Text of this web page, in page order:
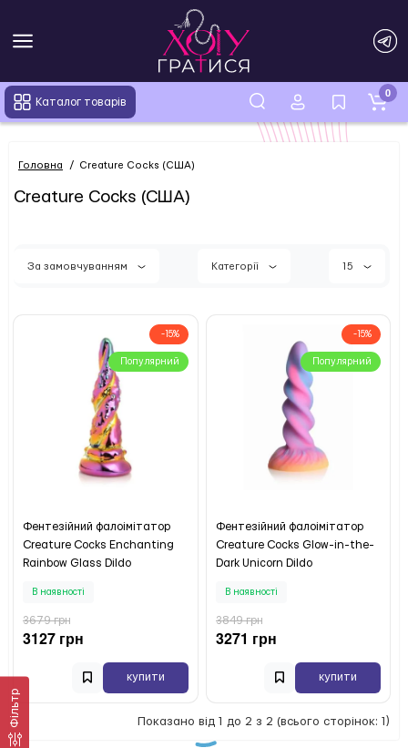
Каталог товарів
0
Головна Creature Cocks (США)
Фільтр
Creature Cocks (США)
За замовчуванням Категорії 15
-15%
Популярний
Фентезійний фалоімітатор
Creature Cocks Enchanting
Rainbow Glass Dildo
В наявності
3679 грн
3127 грн
купити
-15%
Популярний
Фентезійний фалоімітатор
Creature Cocks Glow-in-the-
Dark Unicorn Dildo
В наявності
3849 грн
3271 грн
купити
Показано від 1 до 2 з 2 (всього сторінок: 1)